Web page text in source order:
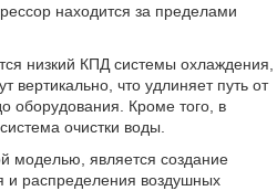
находится за пределами
низкий КПД системы охлаждения,
вертикально, что удлиняет путь от
оборудования. Кроме того, в
очистки воды.
моделью, является создание
и распределения воздушных